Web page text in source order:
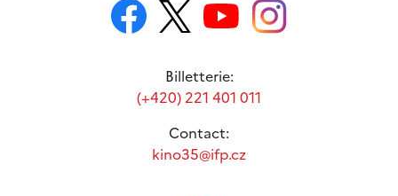
Billetterie:
(+420) 221 401 011
Contact:
kino35@ifp.cz